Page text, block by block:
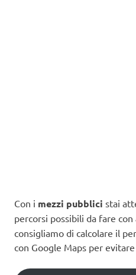
Con i mezzi pubblici stai
percorsi possibili da fare con
consigliamo di calcolare il
con Google Maps per